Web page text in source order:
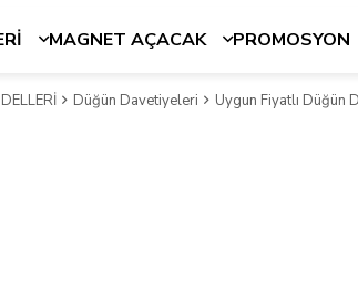
MAGNET AÇACAK PROMOSYON
Düğün Davetiyeleri Uygun Fiyatlı Düğün